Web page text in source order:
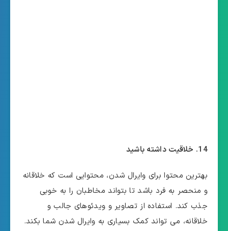
14. خلاقیت داشته باشید
بهترین محتوا برای وایرال شدن، محتوایی است که خلاقانه
و منحصر به فرد باشد تا بتواند مخاطبان را به خوبی
جذب کند. استفاده از تصاویر و ویدئوهای جالب و
خلاقانه، می تواند کمک بسیاری به وایرال شدن شما بکند.